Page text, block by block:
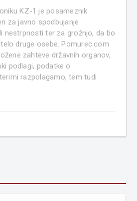
KZ-1 je posameznik
za javno spodbujanje
nestrpnosti ter za grožnjo, da bo
druge osebe. Pomurec.com
zahteve državnih organov,
podlagi, podatke o
razpolagamo, tem tudi